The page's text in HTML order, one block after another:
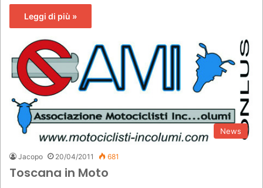
Leggi di più »
News
Jacopo 20/04/2011 681
Toscana in Moto